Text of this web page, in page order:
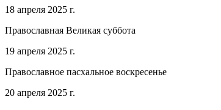
18 апреля 2025 г.
Православная Великая суббота
19 апреля 2025 г.
Православное пасхальное воскресенье
20 апреля 2025 г.